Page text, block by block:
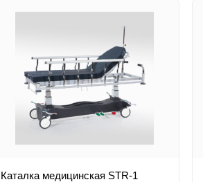
Каталка медицинская STR-1